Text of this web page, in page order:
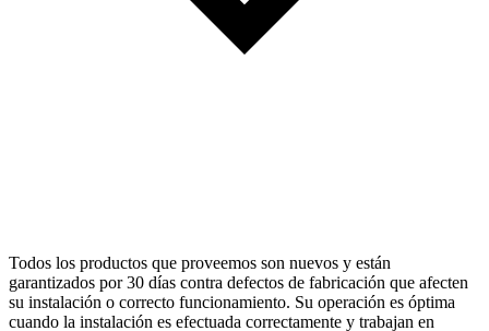
Todos los productos que proveemos son nuevos y están
garantizados por 30 días contra defectos de fabricación que afecten
su instalación o correcto funcionamiento. Su operación es óptima
cuando la instalación es efectuada correctamente y trabajan en